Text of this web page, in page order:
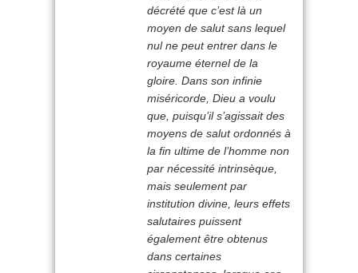
décrété que c’est là un
moyen de salut sans lequel
nul ne peut entrer dans le
royaume éternel de la
gloire. Dans son infinie
miséricorde, Dieu a voulu
que, puisqu’il s’agissait des
moyens de salut ordonnés à
la fin ultime de l’homme non
par nécessité intrinsèque,
mais seulement par
institution divine, leurs effets
salutaires puissent
également être obtenus
dans certaines